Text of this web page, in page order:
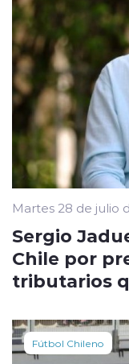
Martes 28 de julio
Sergio
Chile por
tributarios
Fútbol Chileno